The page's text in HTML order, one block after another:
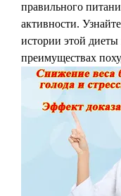
правильного
активности.
истории этой диеты
преимуществах